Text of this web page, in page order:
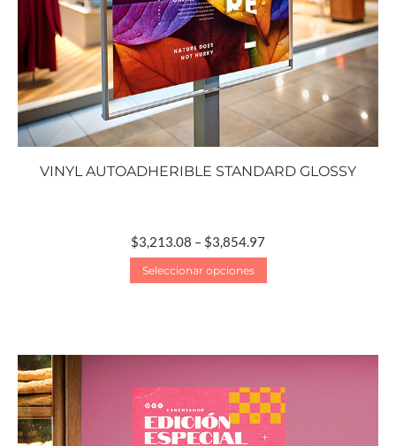
VINYL AUTOADHERIBLE STANDARD GLOSSY
$3,213.08 – $3,854.97
Seleccionar opciones